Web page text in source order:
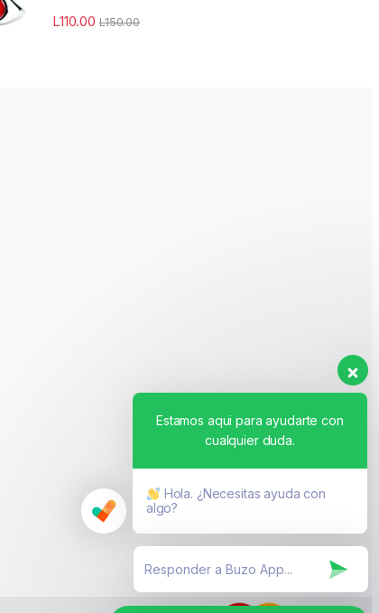
L110.00 L150.00
Estamos aqui para ayudarte con
cualquier duda.
Hola. ¿Necesitas ayuda con
algo?